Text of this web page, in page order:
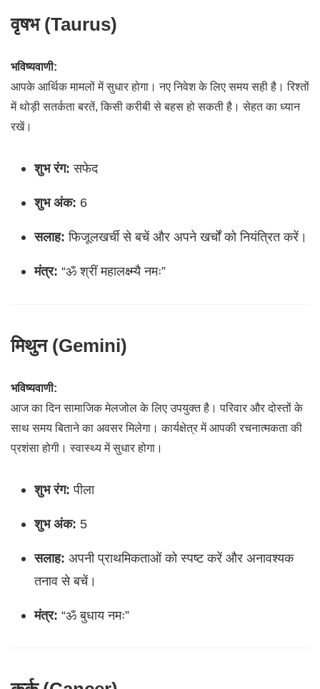
वृषभ (Taurus)
भविष्यवाणी:
आपके आर्थिक मामलों में सुधार होगा। नए निवेश के लिए समय सही है। रिश्तों
में थोड़ी सतर्कता बरतें, किसी करीबी से बहस हो सकती है। सेहत का ध्यान
रखें।
शुभ रंग: सफेद
शुभ अंक: 6
सलाह: फिजूलखर्ची से बचें और अपने खर्चों को नियंत्रित करें।
मंत्र: “ॐ श्रीं महालक्ष्म्यै नमः”
मिथुन (Gemini)
भविष्यवाणी:
आज का दिन सामाजिक मेलजोल के लिए उपयुक्त है। परिवार और दोस्तों के
साथ समय बिताने का अवसर मिलेगा। कार्यक्षेत्र में आपकी रचनात्मकता की
प्रशंसा होगी। स्वास्थ्य में सुधार होगा।
शुभ रंग: पीला
शुभ अंक: 5
सलाह: अपनी प्राथमिकताओं को स्पष्ट करें और अनावश्यक
तनाव से बचें।
मंत्र: “ॐ बुधाय नमः”